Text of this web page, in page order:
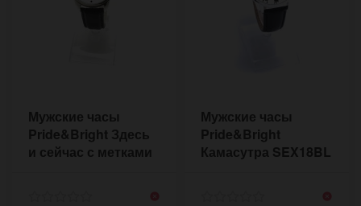
Мужские часы
Pride&Bright Здесь
и сейчас с метками
Мужские часы
Pride&Bright
Камасутра SEX18BL